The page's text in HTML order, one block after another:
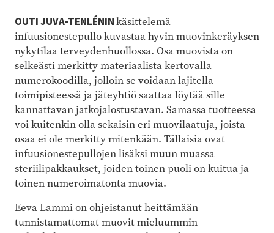
OUTI JUVA-TENLÉNINkäsittelemä
infuusionestepullo kuvastaa hyvin muovinkeräyksen
nykytilaa terveydenhuollossa. Osa muovista on
selkeästi merkitty materiaalista kertovalla
numerokoodilla, jolloin se voidaan lajitella
toimipisteessä ja jäteyhtiö saattaa löytää sille
kannattavan jatkojalostustavan. Samassa tuotteessa
voi kuitenkin olla sekaisin eri muovilaatuja, joista
osaa ei ole merkitty mitenkään. Tällaisia ovat
infuusionestepullojen lisäksi muun muassa
steriilipakkaukset, joiden toinen puoli on kuitua ja
toinen numeroimatonta muovia.
Eeva Lammi on ohjeistanut heittämään
tunnistamattomat muovit mieluummin